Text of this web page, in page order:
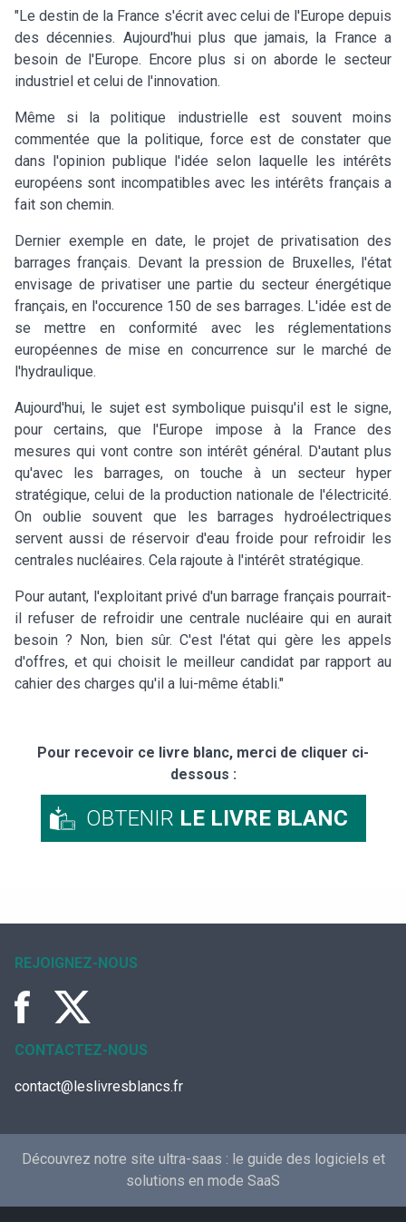
"Le destin de la France s'écrit avec celui de l'Europe depuis
des décennies. Aujourd'hui plus que jamais, la France a
besoin de l'Europe. Encore plus si on aborde le secteur
industriel et celui de l'innovation.
Même si la politique industrielle est souvent moins
commentée que la politique, force est de constater que
dans l'opinion publique l'idée selon laquelle les intérêts
européens sont incompatibles avec les intérêts français a
fait son chemin.
Dernier exemple en date, le projet de privatisation des
barrages français. Devant la pression de Bruxelles, l'état
envisage de privatiser une partie du secteur énergétique
français, en l'occurence 150 de ses barrages. L'idée est de
se mettre en conformité avec les réglementations
européennes de mise en concurrence sur le marché de
l'hydraulique.
Aujourd'hui, le sujet est symbolique puisqu'il est le signe,
pour certains, que l'Europe impose à la France des
mesures qui vont contre son intérêt général. D'autant plus
qu'avec les barrages, on touche à un secteur hyper
stratégique, celui de la production nationale de l'électricité.
On oublie souvent que les barrages hydroélectriques
servent aussi de réservoir d'eau froide pour refroidir les
centrales nucléaires. Cela rajoute à l'intérêt stratégique.
Pour autant, l'exploitant privé d'un barrage français pourrait-
il refuser de refroidir une centrale nucléaire qui en aurait
besoin ? Non, bien sûr. C'est l'état qui gère les appels
d'offres, et qui choisit le meilleur candidat par rapport au
cahier des charges qu'il a lui-même établi."
Pour recevoir ce livre blanc, merci de cliquer ci-
dessous :
OBTENIR LE LIVRE BLANC
REJOIGNEZ-NOUS
CONTACTEZ-NOUS
contact@leslivresblancs.fr
Découvrez notre site ultra-saas : le guide des logiciels et
solutions en mode SaaS